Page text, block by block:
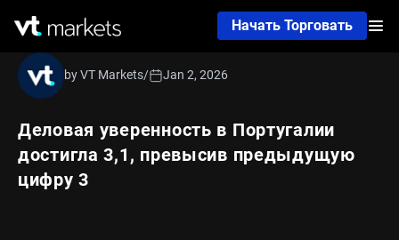
Начать Торговать
Деловая уверенность в Португалии
достигла 3,1, превысив предыдущую
цифру 3
by VT Markets/ Jan 2, 2026